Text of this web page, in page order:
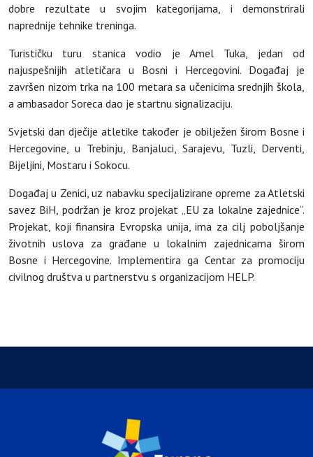
dobre rezultate u svojim kategorijama, i demonstrirali
naprednije tehnike treninga.
Turističku turu stanica vodio je Amel Tuka, jedan od
najuspešnijih atletičara u Bosni i Hercegovini. Događaj je
završen nizom trka na 100 metara sa učenicima srednjih škola,
a ambasador Soreca dao je startnu signalizaciju.
Svjetski dan dječije atletike također je obilježen širom Bosne i
Hercegovine, u Trebinju, Banjaluci, Sarajevu, Tuzli, Derventi,
Bijeljini, Mostaru i Sokocu.
Događaj u Zenici, uz nabavku specijalizirane opreme za Atletski
savez BiH, podržan je kroz projekat „EU za lokalne zajednice“.
Projekat, koji finansira Evropska unija, ima za cilj poboljšanje
životnih uslova za građane u lokalnim zajednicama širom
Bosne i Hercegovine. Implementira ga Centar za promociju
civilnog društva u partnerstvu s organizacijom HELP.